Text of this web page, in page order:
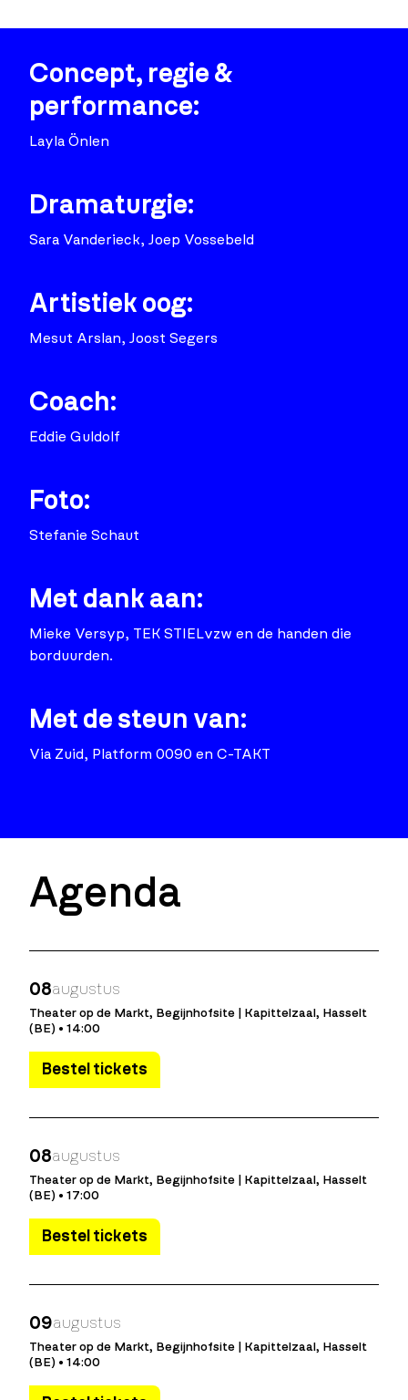
Concept, regie &
performance:
Layla Önlen
Dramaturgie:
Sara Vanderieck, Joep Vossebeld
Artistiek oog:
Mesut Arslan, Joost Segers
Coach:
Eddie Guldolf
Foto:
Stefanie Schaut
Met dank aan:
Mieke Versyp, TEK STIELvzw en de handen die
borduurden.
Met de steun van:
Via Zuid, Platform 0090 en C-TAKT
Agenda
08augustus
Theater op de Markt, Begijnhofsite | Kapittelzaal, Hasselt
(BE) • 14:00
Bestel tickets
08augustus
Theater op de Markt, Begijnhofsite | Kapittelzaal, Hasselt
(BE) • 17:00
Bestel tickets
09augustus
Theater op de Markt, Begijnhofsite | Kapittelzaal, Hasselt
(BE) • 14:00